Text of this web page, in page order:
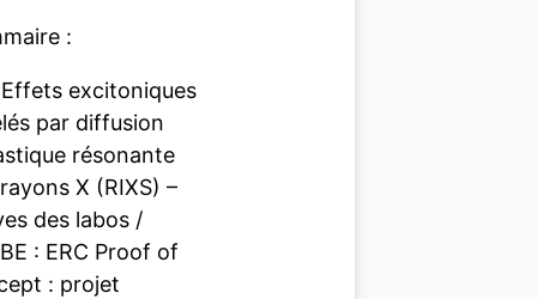
:
Effets excitoniques
par diffusion
résonante
X (RIXS) –
des labos /
: ERC Proof of
: projet